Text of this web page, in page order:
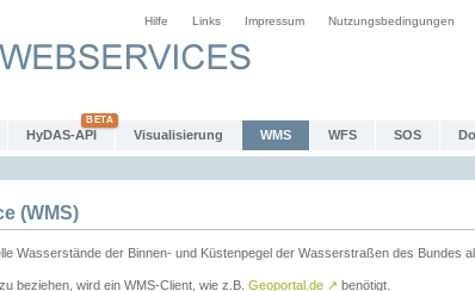
Hilfe Links Impressum Nutzungsbedingungen
HyDAS-API Visualisierung WMS WFS SOS
(WMS)
Wasserstände der Binnen- und Küstenpegel der Wasserstraßen des Bundes
beziehen, wird ein WMS-Client, wie z.B. Geoportal.de ↗ benötigt.